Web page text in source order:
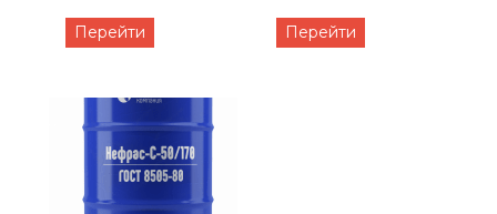
Перейти Перейти